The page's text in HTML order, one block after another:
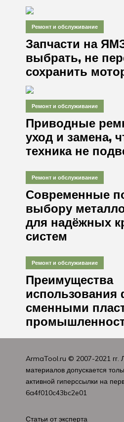
Ремонт и обслуживание
Запчасти на
выбрать, не
сохранить
Ремонт и обслуживание
Приводные
уход и замена,
техника не
Ремонт и обслуживание
Современные
выбору
для надёжных
систем
Ремонт и обслуживание
Преимущества
использования
сменными
ArmaTool.ru © 2007-2021 гг.
материалов допускается
активной гиперссылки на
6a4f010c43bc2e01
Статьи от эксперта